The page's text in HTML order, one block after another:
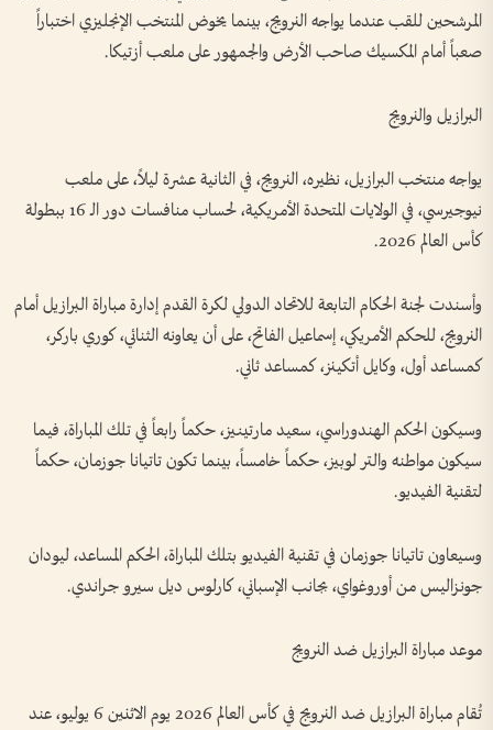
المرشحين للقب عندما يواجه النرويج، بينما يخوض المنتخب الإنجليزي اختباراً
صعباً أمام المكسيك صاحب الأرض والجمهور على ملعب أزتيكا.
البرازيل والنرويج
يواجه منتخب البرازيل، نظيره، النرويج، في الثانية عشرة ليلاً، على ملعب
نيوجيرسي، في الولايات المتحدة الأمريكية، لحساب منافسات دور الـ 16 ببطولة
كأس العالم 2026.
وأسندت لجنة الحكام التابعة للاتحاد الدولي لكرة القدم إدارة مباراة البرازيل أمام
النرويج، للحكم الأمريكي، إسماعيل الفاتح، على أن يعاونه الثنائي، كوري باركر،
كمساعد أول، وكايل أتكينز، كمساعد ثاني.
وسيكون الحكم الهندوراسي، سعيد مارتينيز، حكماً رابعاً في تلك المباراة، فيما
سيكون مواطنه والتر لوبيز، حكماً خامساً، بينما تكون تاتيانا جوزمان، حكماً
لتقنية الفيديو.
وسيعاون تاتيانا جوزمان في تقنية الفيديو بتلك المباراة، الحكم المساعد، ليودان
جونزاليس من أوروغواي، بجانب الإسباني، كارلوس ديل سيرو جراندي.
موعد مباراة البرازيل ضد النرويج
تُقام مباراة البرازيل ضد النرويج في كأس العالم 2026 يوم الاثنين 6 يوليو، عند